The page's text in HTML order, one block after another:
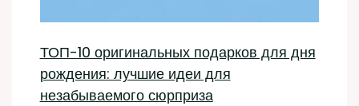
ТОП-10 оригинальных подарков для дня
рождения: лучшие идеи для
незабываемого сюрприза